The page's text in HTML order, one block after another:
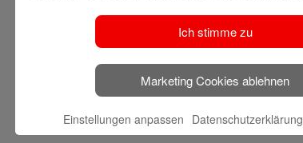
Ich stimme zu
Marketing Cookies ablehnen
Einstellungen anpassen Datenschutzerklärung